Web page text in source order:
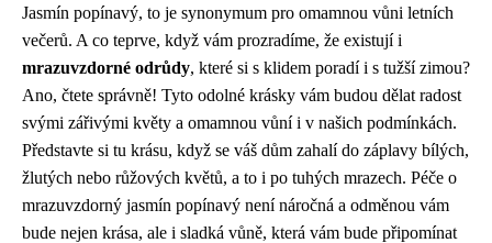
Jasmín popínavý, to je synonymum pro omamnou vůni letních
večerů. A co teprve, když vám prozradíme, že existují i
mrazuvzdorné odrůdy, které si s klidem poradí i s tužší zimou?
Ano, čtete správně! Tyto odolné krásky vám budou dělat radost
svými zářivými květy a omamnou vůní i v našich podmínkách.
Představte si tu krásu, když se váš dům zahalí do záplavy bílých,
žlutých nebo růžových květů, a to i po tuhých mrazech. Péče o
mrazuvzdorný jasmín popínavý není náročná a odměnou vám
bude nejen krása, ale i sladká vůně, která vám bude připomínat